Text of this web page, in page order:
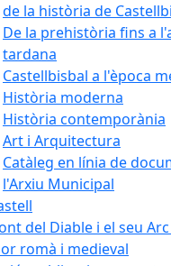
de la història de
De la prehistòria fins a
tardana
Castellbisbal a l'època
Història moderna
Història contemporània
Art i Arquitectura
Catàleg en línia de
l'Arxiu Municipal
del Diable i el seu
romà i medieval